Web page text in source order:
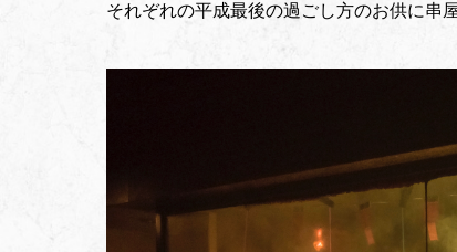
それぞれの平成最後の過ごし方のお供に串